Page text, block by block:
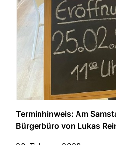
Terminhinweis: Am
Bürgerbüro von Lukas